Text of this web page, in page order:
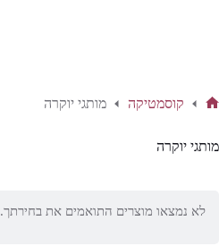
קוסמטיקה מותגי יוקרה
מותגי יוקרה
לא נמצאו מוצרים התואמים את בחירתך.